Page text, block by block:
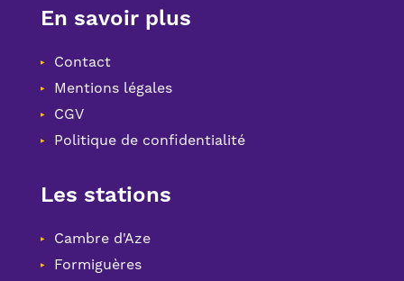
En savoir plus
Contact
Mentions légales
CGV
Politique de confidentialité
Les stations
Cambre d'Aze
Formiguères